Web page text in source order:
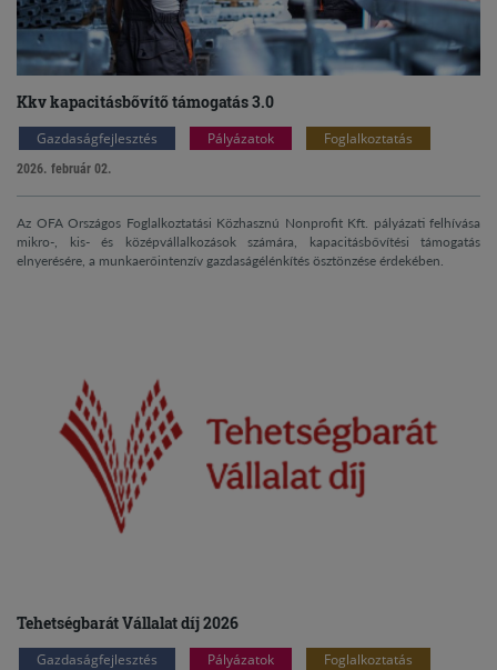
Kkv kapacitásbővítő támogatás 3.0
Gazdaságfejlesztés Pályázatok Foglalkoztatás
2026. február 02.
Az OFA Országos Foglalkoztatási Közhasznú Nonprofit Kft. pályázati felhívása
mikro-, kis- és középvállalkozások számára, kapacitásbővítési támogatás
elnyerésére, a munkaerőintenzív gazdaságélénkítés ösztönzése érdekében.
Tehetségbarát Vállalat díj 2026
Gazdaságfejlesztés Pályázatok Foglalkoztatás